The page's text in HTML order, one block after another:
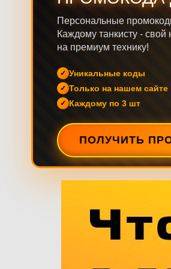
Персональные
Каждому танкисту - свой
на премиум технику!
Уникальные коды
Только на нашем сайте
Каждому по 3 шт
ПОЛУЧИТЬ